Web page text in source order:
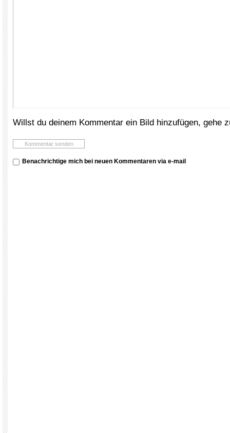
Willst du deinem Kommentar ein Bild hinzufügen, gehe
Benachrichtige mich bei neuen Kommentaren via e-mail